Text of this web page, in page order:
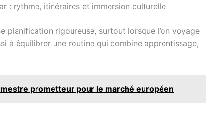
: rythme, itinéraires et immersion culturelle
planification rigoureuse, surtout lorsque l’on voyage
à équilibrer une routine qui combine apprentissage,
prometteur pour le marché européen